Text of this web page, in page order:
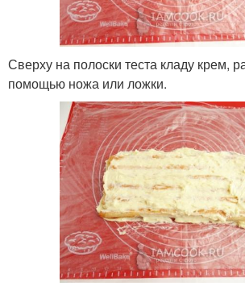
Сверху на полоски теста кладу крем,
помощью ножа или ложки.